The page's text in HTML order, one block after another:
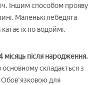
Іншим способом прояву
Маленькі лебедята
їх по водоймі.
після народження.
складається з
Обов'язковою для